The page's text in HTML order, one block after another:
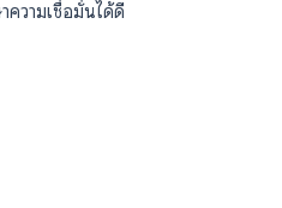
วามเชื่อมั่นได้ดี